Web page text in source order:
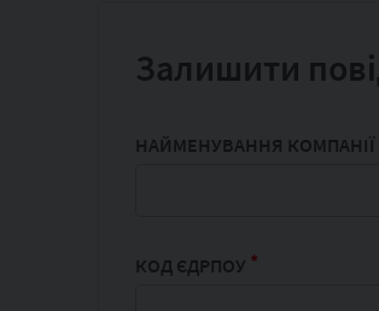
Залишити
НАЙМЕНУВАННЯ КОМПАНІЇ
КОД ЄДРПОУ *